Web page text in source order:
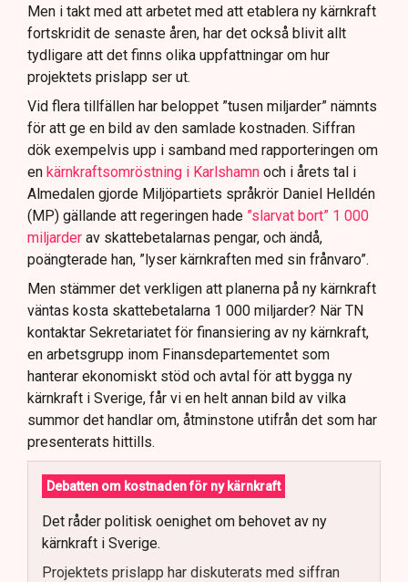
Men i takt med att arbetet med att etablera ny kärnkraft
fortskridit de senaste åren, har det också blivit allt
tydligare att det finns olika uppfattningar om hur
projektets prislapp ser ut.
Vid flera tillfällen har beloppet ”tusen miljarder” nämnts
för att ge en bild av den samlade kostnaden. Siffran
dök exempelvis upp i samband med rapporteringen om
en kärnkraftsomröstning i Karlshamn och i årets tal i
Almedalen gjorde Miljöpartiets språkrör Daniel Helldén
(MP) gällande att regeringen hade ”slarvat bort” 1 000
miljarder av skattebetalarnas pengar, och ändå,
poängterade han, ”lyser kärnkraften med sin frånvaro”.
Men stämmer det verkligen att planerna på ny kärnkraft
väntas kosta skattebetalarna 1 000 miljarder? När TN
kontaktar Sekretariatet för finansiering av ny kärnkraft,
en arbetsgrupp inom Finansdepartementet som
hanterar ekonomiskt stöd och avtal för att bygga ny
kärnkraft i Sverige, får vi en helt annan bild av vilka
summor det handlar om, åtminstone utifrån det som har
presenterats hittills.
Debatten om kostnaden för ny kärnkraft
Det råder politisk oenighet om behovet av ny
kärnkraft i Sverige.
Projektets prislapp har diskuterats med siffran